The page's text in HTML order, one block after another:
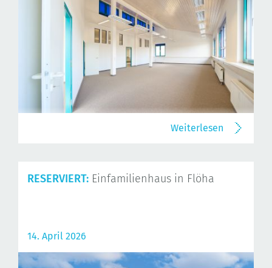
Weiterlesen
RESERVIERT: Einfamilienhaus in Flöha
14. April 2026